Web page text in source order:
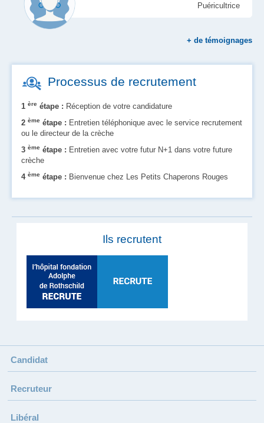
Puéricultrice
+ de témoignages
Processus de recrutement
1 ère étape : Réception de votre candidature
2 ème étape : Entretien téléphonique avec le service recrutement
ou le directeur de la crèche
3 ème étape : Entretien avec votre futur N+1 dans votre future
crèche
4 ème étape : Bienvenue chez Les Petits Chaperons Rouges
Ils recrutent
Candidat
Recruteur
Libéral